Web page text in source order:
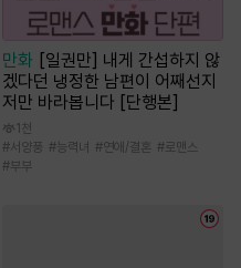
만화 [일권만] 내게 간섭하지 않
겠다던 냉정한 남편이 어째선지
저만 바라봅니다 [단행본]
1천
#서양풍 #능력녀 #연애/결혼 #로맨스
#부부